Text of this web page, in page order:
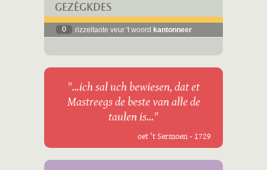
GEZÈGKDES
0 rizzeltaote veur 't woord kantonneer
"...ich sal uch bewiesen, dat et
Mastreegs de beste van alle de
taulen is..."
oet 't Sermoen - 1729